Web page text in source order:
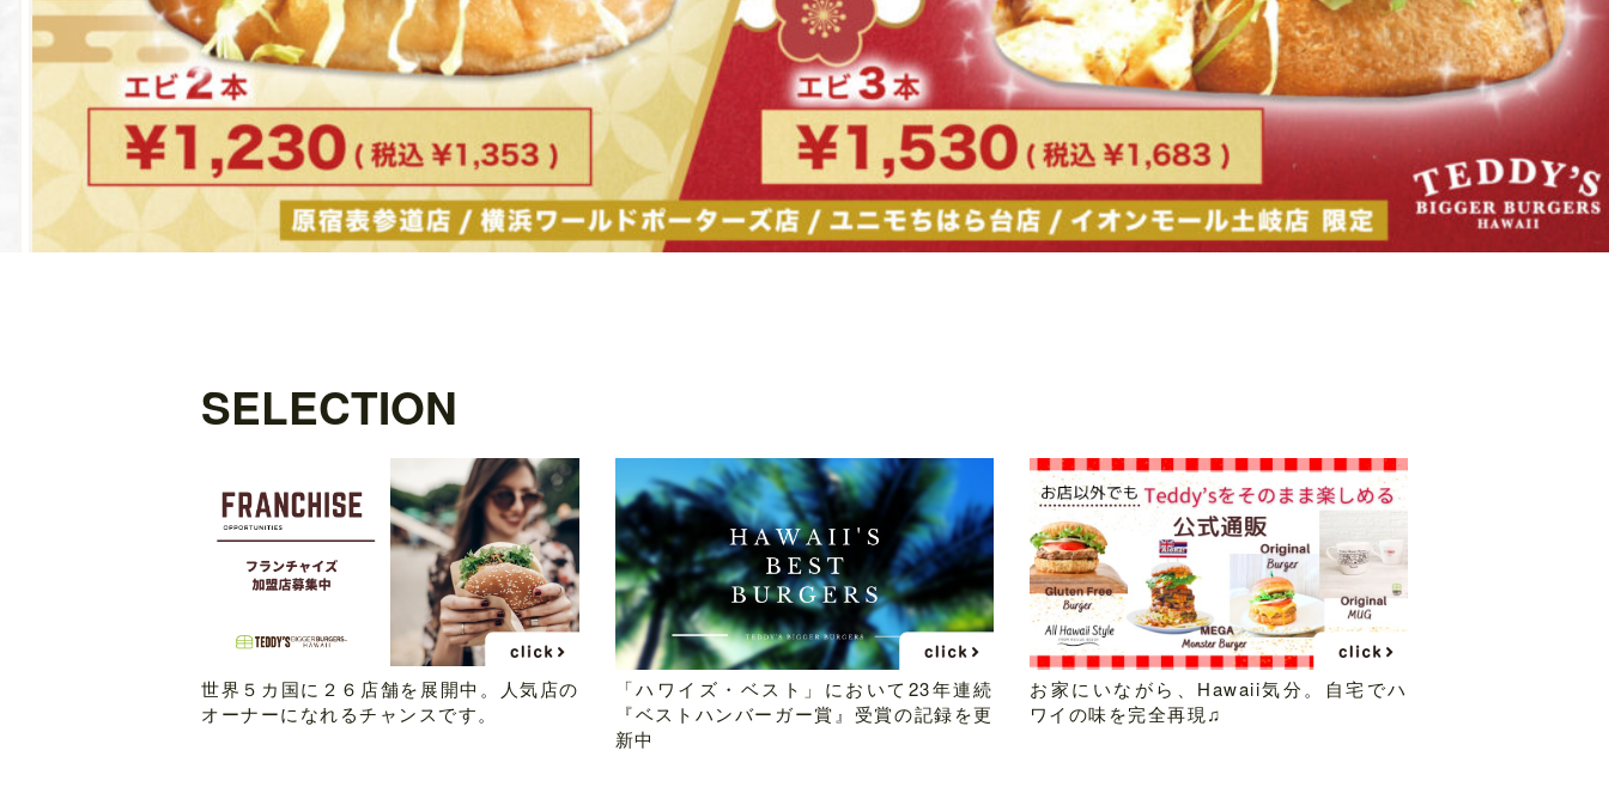
SELECTION
世界５カ国に２６店舗を展開中。人気店の
オーナーになれるチャンスです。
「ハワイズ・ベスト」において23年連続
『ベストハンバーガー賞』受賞の記録を更
新中
お家にいながら、Hawaii気分。自宅でハ
ワイの味を完全再現♫